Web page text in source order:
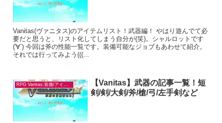
Vanitas(ヴァニタス)のアイテムリスト！武器編！ やはり遊んでて必
要だと思うと、リスト化してしまう自分が(笑)。シャルロットです
('∀`) 今回は斧の性能一覧です。装備可能なジョブもあわせて紹介。
それでは行ってみよう(((...
【Vanitas】武器の記事一覧！短
剣/剣/大剣/斧/槍/弓/左手剣など